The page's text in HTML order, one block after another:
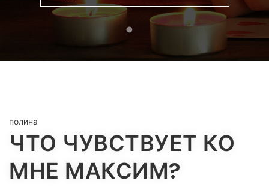
полина
ЧТО ЧУВСТВУЕТ КО
МНЕ МАКСИМ?